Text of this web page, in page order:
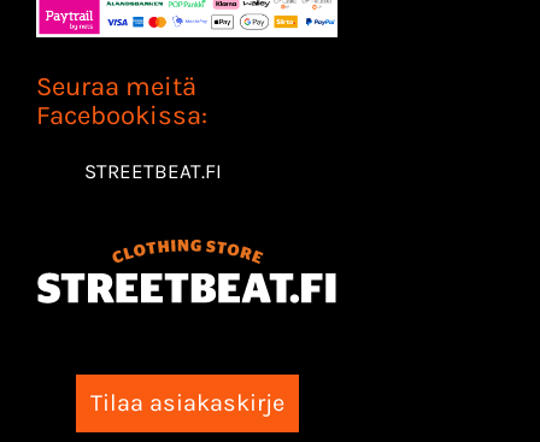
Seuraa meitä
Facebookissa:
STREETBEAT.FI